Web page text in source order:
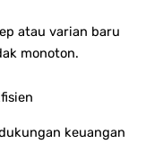
atau varian baru
monoton.
keuangan